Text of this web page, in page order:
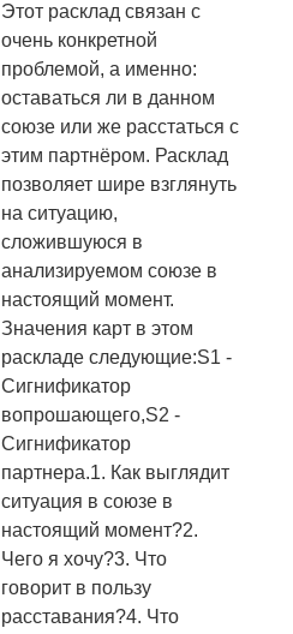
Этот расклад связан с
очень конкретной
проблемой, а именно:
оставаться ли в данном
союзе или же расстаться с
этим партнёром. Расклад
позволяет шире взглянуть
на ситуацию,
сложившуюся в
анализируемом союзе в
настоящий момент.
Значения карт в этом
раскладе следующие:S1 -
Сигнификатор
вопрошающего,S2 -
Сигнификатор
партнера.1. Как выглядит
ситуация в союзе в
настоящий момент?2.
Чего я хочу?3. Что
говорит в пользу
расставания?4. Что